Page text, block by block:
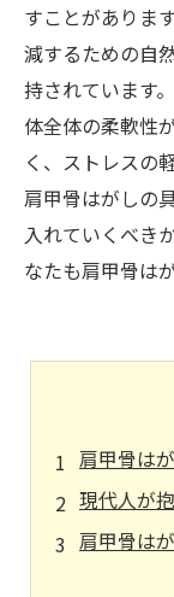
すことがありま
減するための自
持されています
体全体の柔軟性
く、ストレスの
肩甲骨はがしの
入れていくべき
なたも肩甲骨は
肩甲骨は
現代人が
肩甲骨は
日常生活